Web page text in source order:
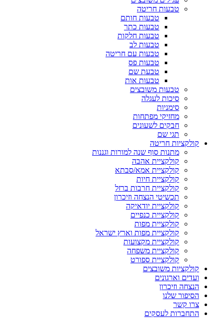
טבעות חריטה
טבעות חותם
טבעות כתר
טבעות חלקות
טבעות לב
טבעות עם חריטה
טבעות פס
טבעת שם
טבעות אות
טבעות משובצים
סיכות לעגלה
סימניות
מחזיקי מפתחות
חבקים לשעונים
תגי שם
קולקציות חריטה
מתנות סוף שנה למורות וגננות
קולקציית אהבה
קולקציית אמא/סבתא
קולקציית חיות
קולקציית חרבות ברזל
תכשיטי הנצחה וזיכרון
קולקציית יודאיקה
קולקציית כנפיים
קולקציית מפות
קולקציית מפות וארץ ישראל
קולקציית מקצועות
קולקציית משפחה
קולקציית ספורט
קולקציות משובצים
ועדים וארגונים
הנצחה וזיכרון
הסיפור שלנו
צרו קשר
התחברות לעסקים